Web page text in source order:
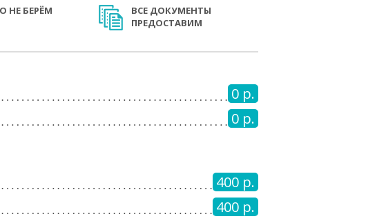
НЕ БЕРЁМ
ВСЕ ДОКУМЕНТЫ
ПРЕДОСТАВИМ
0 р.
0 р.
400 р.
400 р.